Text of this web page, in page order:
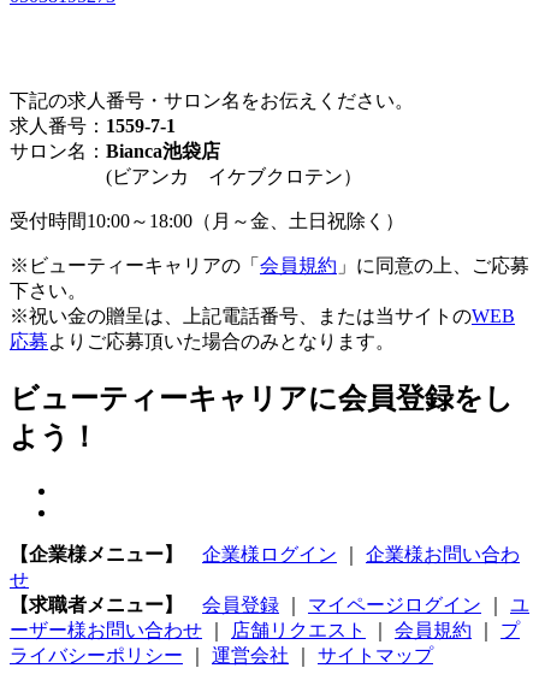
下記の求人番号・サロン名をお伝えください。
求人番号： 1559-7-1
サロン名： Bianca池袋店
(ビアンカ イケブクロテン）
受付時間10:00～18:00（月～金、土日祝除く）
※ビューティーキャリアの「 会員規約 」に同意の上、ご応募
下さい。
※祝い金の贈呈は、上記電話番号、または当サイトのWEB
応募よりご応募頂いた場合のみとなります。
ビューティーキャリアに会員登録をし
よう！
【企業様メニュー】 企業様ログイン
企業様お問い合わ
せ
【求職者メニュー】
会員登録 マイページログイン
ユ
ーザー様お問い合わせ
店舗リクエスト 会員規約
プ
ライバシーポリシー
運営会社 サイトマップ